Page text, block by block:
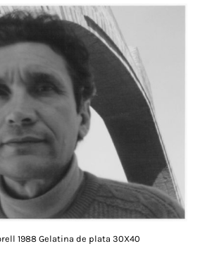
1988 Gelatina de plata 30X40